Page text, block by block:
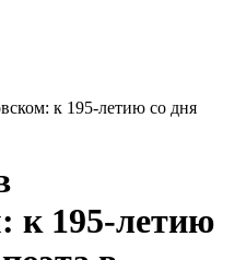
к 195-летию со дня
к 195-летию